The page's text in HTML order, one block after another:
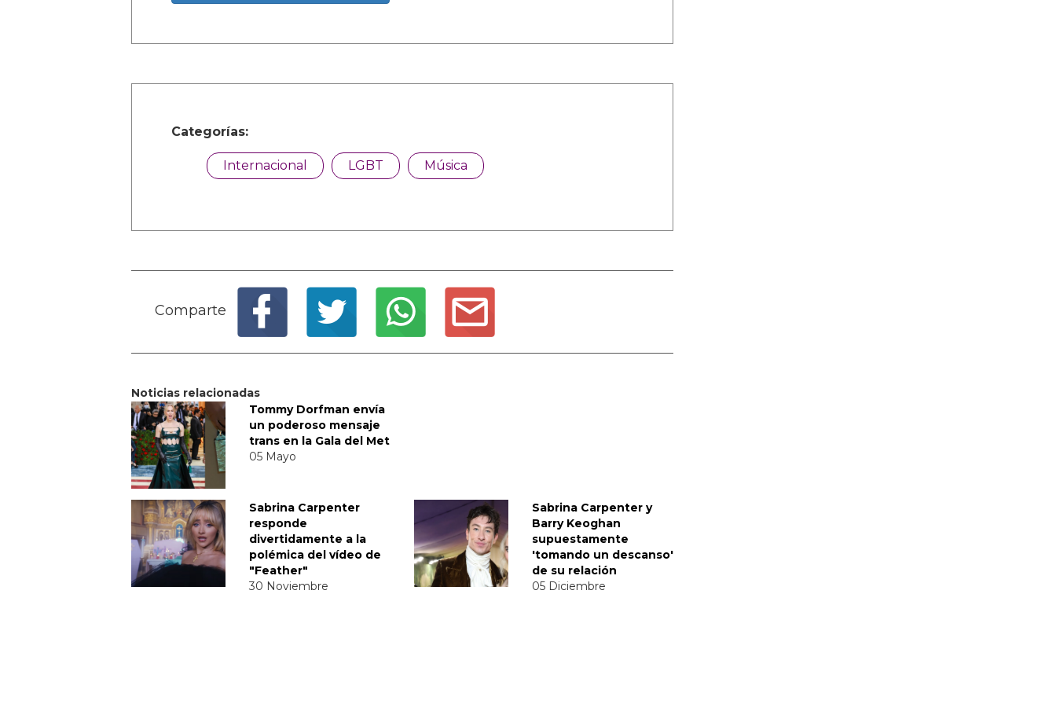
Categorías:
Internacional LGBT Música
Comparte
Noticias relacionadas
Tommy Dorfman envía
un poderoso mensaje
trans en la Gala del Met
05 Mayo
Sabrina Carpenter
responde
divertidamente a la
polémica del vídeo de
"Feather"
30 Noviembre
Sabrina Carpenter y
Barry Keoghan
supuestamente
'tomando un descanso'
de su relación
05 Diciembre